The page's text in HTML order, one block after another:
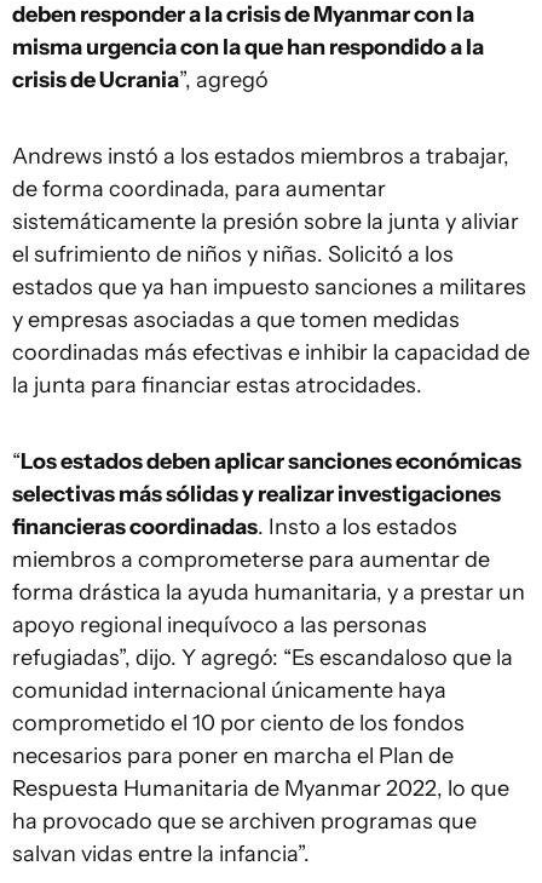
deben responder a la crisis de Myanmar con la
misma urgencia con la que han respondido a la
crisis de Ucrania”, agregó
Andrews instó a los estados miembros a trabajar,
de forma coordinada, para aumentar
sistemáticamente la presión sobre la junta y aliviar
el sufrimiento de niños y niñas. Solicitó a los
estados que ya han impuesto sanciones a militares
y empresas asociadas a que tomen medidas
coordinadas más efectivas e inhibir la capacidad de
la junta para financiar estas atrocidades.
“Los estados deben aplicar sanciones económicas
selectivas más sólidas y realizar investigaciones
financieras coordinadas. Insto a los estados
miembros a comprometerse para aumentar de
forma drástica la ayuda humanitaria, y a prestar un
apoyo regional inequívoco a las personas
refugiadas”, dijo. Y agregó: “Es escandaloso que la
comunidad internacional únicamente haya
comprometido el 10 por ciento de los fondos
necesarios para poner en marcha el Plan de
Respuesta Humanitaria de Myanmar 2022, lo que
ha provocado que se archiven programas que
salvan vidas entre la infancia”.